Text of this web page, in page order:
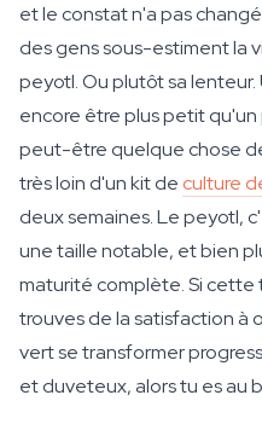
et le constat n'a pas
des gens sous-estiment la
peyotl. Ou plutôt sa lenteur.
encore être plus petit qu'un
peut-être quelque chose
très loin d'un kit de culture
deux semaines. Le peyotl,
une taille notable, et bien
maturité complète. Si cette
trouves de la satisfaction à
vert se transformer
et duveteux, alors tu es au